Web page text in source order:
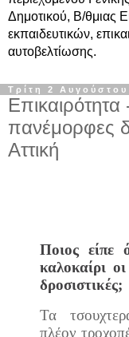
Δημοτικού, Β/θμιας
εκπαιδευτικών,
αυτοβελτίωσης.
Τρίτη 2 Αυγούστου
πανέμορφες
Αττική
Ποιος είπε
καλοκαίρι
δροσιστικές;
Τα
πλέον